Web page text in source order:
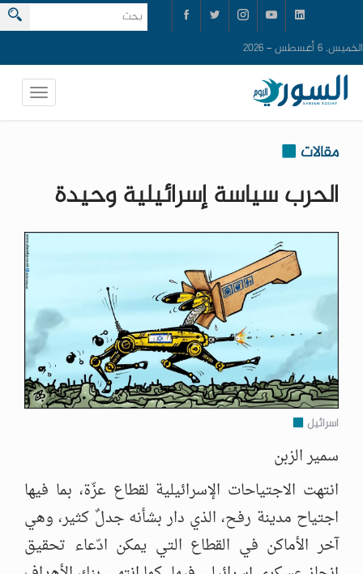
الخميس, 6 أغسطس - 2026
مقالات
الحرب سياسة إسرائيلية وحيدة
اسرائيل
سمير الزبن
انتهت الاجتياحات الإسرائيلية لقطاع عزّة، بما فيها
اجتياح مدينة رفح، الذي دار بشأنه جدلٌ كثير، وهي
آخر الأماكن في القطاع التي يمكن ادّعاء تحقيق